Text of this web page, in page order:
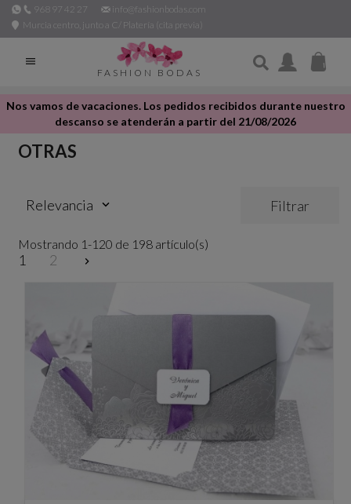
968 97 42 27
info@fashionbodas.com
Murcia centro, junto a C/ Platería (cita previa)

FASHION BODAS
Nos vamos de vacaciones. Los pedidos recibidos durante nuestro
descanso se atenderán a partir del 21/08/2026
OTRAS
Relevancia keyboard_arrow_down Filtrar
Mostrando 1-120 de 198 artículo(s)
1 2 